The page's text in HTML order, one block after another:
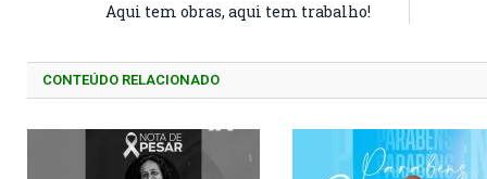
Aqui tem obras, aqui tem trabalho!
CONTEÚDO RELACIONADO